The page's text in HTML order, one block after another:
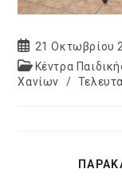
Post
published:
21 Οκτωβρίου
Post
category:
Κέντρα
Χανίων
/